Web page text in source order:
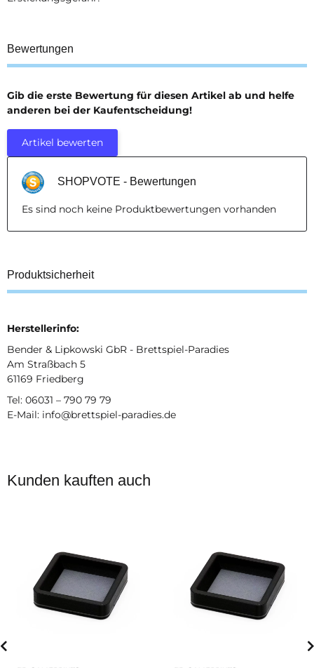
Bewertungen
Gib die erste Bewertung für diesen Artikel ab und helfe
anderen bei der Kaufentscheidung!
Artikel bewerten
SHOPVOTE - Bewertungen
Es sind noch keine Produktbewertungen vorhanden
Produktsicherheit
Herstellerinfo:
Bender & Lipkowski GbR - Brettspiel-Paradies
Am Straßbach 5
61169 Friedberg
Tel: 06031 – 790 79 79
E-Mail: info@brettspiel-paradies.de
Kunden kauften auch